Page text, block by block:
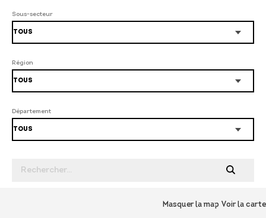
Sous-secteur
Région
Département
Masquer la map Voir la carte